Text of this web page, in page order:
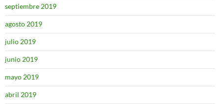
septiembre 2019
agosto 2019
julio 2019
junio 2019
mayo 2019
abril 2019